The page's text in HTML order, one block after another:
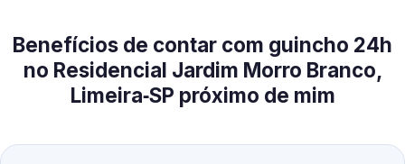
Benefícios de contar com guincho 24h
no Residencial Jardim Morro Branco,
Limeira‑SP próximo de mim